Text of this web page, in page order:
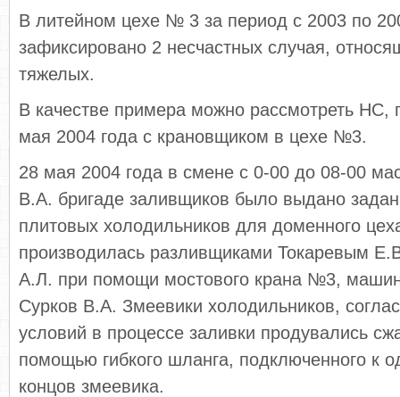
В литейном цехе № 3 за период с 2003 по
зафиксировано 2 несчастных случая,
тяжелых.
В качестве примера можно рассмотреть НС,
мая 2004 года с крановщиком в цехе №3.
28 мая 2004 года в смене с 0-00 до 08-00
В.А. бригаде заливщиков было выдано
плитовых холодильников для доменного
производилась разливщиками Токаревым
А.Л. при помощи мостового крана №3,
Сурков В.А. Змеевики холодильников,
условий в процессе заливки продувались
помощью гибкого шланга, подключенного к
концов змеевика.